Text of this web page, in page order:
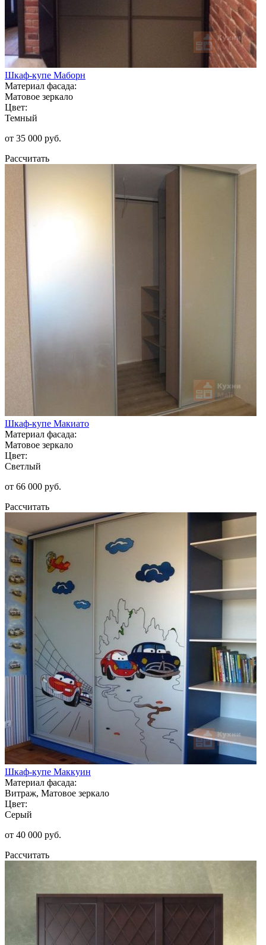
Шкаф-купе Маборн
Материал фасада:
Матовое зеркало
Цвет:
Темный
от 35 000 руб.
Рассчитать
Шкаф-купе Макиато
Материал фасада:
Матовое зеркало
Цвет:
Светлый
от 66 000 руб.
Рассчитать
Шкаф-купе Маккуин
Материал фасада:
Витраж, Матовое зеркало
Цвет:
Серый
от 40 000 руб.
Рассчитать